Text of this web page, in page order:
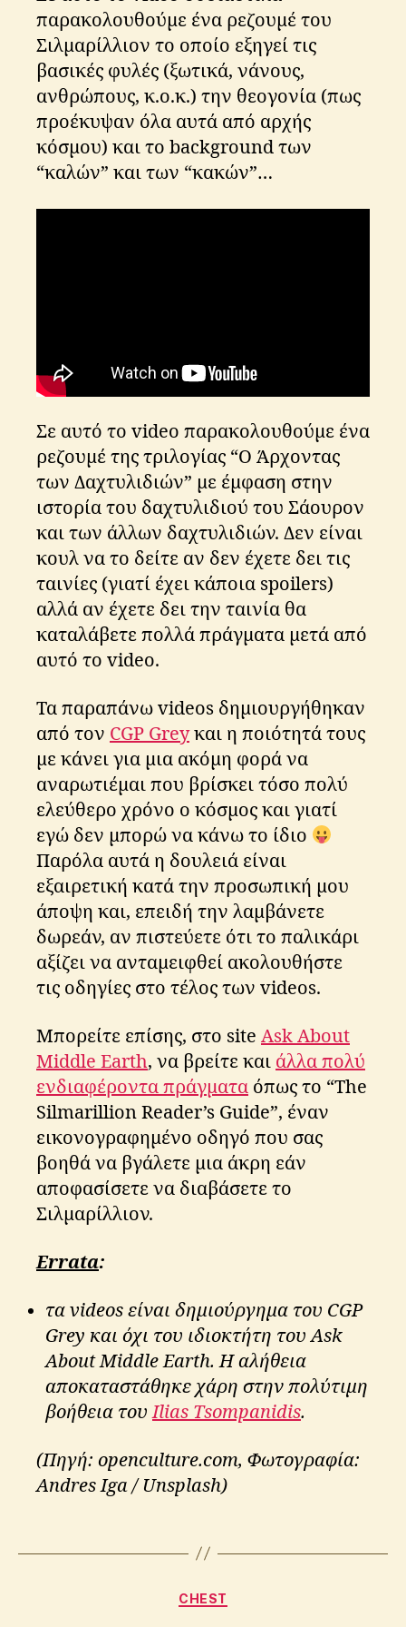
παρακολουθούμε ένα ρεζουμέ του
Σιλμαρίλλιον το οποίο εξηγεί τις
βασικές φυλές (ξωτικά, νάνους,
ανθρώπους, κ.ο.κ.) την θεογονία (πως
προέκυψαν όλα αυτά από αρχής
κόσμου) και το background των
“καλών” και των “κακών”…
Σε αυτό το video παρακολουθούμε ένα
ρεζουμέ της τριλογίας “Ο Άρχοντας
των Δαχτυλιδιών” με έμφαση στην
ιστορία του δαχτυλιδιού του Σάουρον
και των άλλων δαχτυλιδιών. Δεν είναι
κουλ να το δείτε αν δεν έχετε δει τις
ταινίες (γιατί έχει κάποια spoilers)
αλλά αν έχετε δει την ταινία θα
καταλάβετε πολλά πράγματα μετά από
αυτό το video.
Τα παραπάνω videos δημιουργήθηκαν
από τον CGP Greyκαι η ποιότητά τους
με κάνει για μια ακόμη φορά να
αναρωτιέμαι που βρίσκει τόσο πολύ
ελεύθερο χρόνο ο κόσμος και γιατί
εγώ δεν μπορώ να κάνω το ίδιο
Παρόλα αυτά η δουλειά είναι
εξαιρετική κατά την προσωπική μου
άποψη και, επειδή την λαμβάνετε
δωρεάν, αν πιστεύετε ότι το παλικάρι
αξίζει να ανταμειφθεί ακολουθήστε
τις οδηγίες στο τέλος των videos.
Μπορείτε επίσης, στο site Ask About
Middle Earth, να βρείτε και άλλα πολύ
ενδιαφέροντα πράγματα όπως το “The
Silmarillion Reader’s Guide”, έναν
εικονογραφημένο οδηγό που σας
βοηθά να βγάλετε μια άκρη εάν
αποφασίσετε να διαβάσετε το
Σιλμαρίλλιον.
Errata:
τα videos είναι δημιούργημα του CGP
Grey και όχι του ιδιοκτήτη του Ask
About Middle Earth. Η αλήθεια
αποκαταστάθηκε χάρη στην πολύτιμη
βοήθεια τουIlias Tsompanidis.
(Πηγή: openculture.com, Φωτογραφία:
Andres Iga / Unsplash)
lo
r
d
o
f
t
h
ri
n
g
d,
lo
,
si
l
m
li
n,
ol
ki
e
n,
vi
e
o,
Categories
CHEST